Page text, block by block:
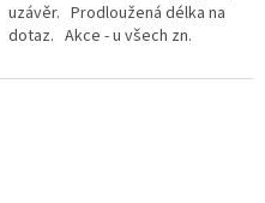
uzávěr. Prodloužená délka na
dotaz. Akce - u všech zn.